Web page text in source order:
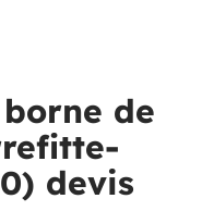
de
devis